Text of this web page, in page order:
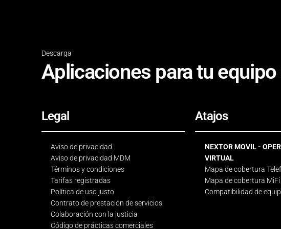
Descarga
Aplicaciones para tu
Legal
Aviso de privacidad
Aviso de privacidad MDM
Términos y condiciones
Tarifas registradas
Política de uso justo
Contrato de prestación de servicios
Colaboración con la justicia
Código de prácticas comerciales
Atajos
NEXTOR MOVIL -
VIRTUAL
Mapa de cobertura
Mapa de cobertura MiFi
Compatibilidad de